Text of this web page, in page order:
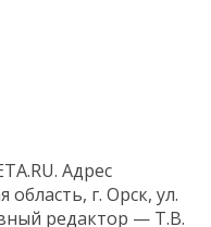
Адрес
область, г. Орск, ул.
редактор — Т.В.